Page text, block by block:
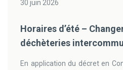
30 juin 2026
Horaires d’été –
déchèteries
En application du décret en